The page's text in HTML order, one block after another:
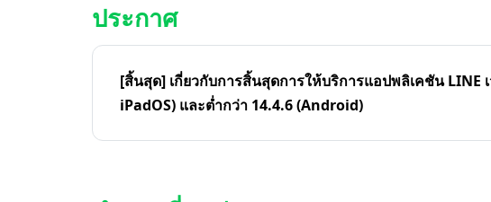
ประกาศ
[สิ้นสุด] เกี่ยวกับการสิ้นสุดการให้บริการแอปพลิเคชัน LINE
iPadOS) และต่ำกว่า 14.4.6 (Android)